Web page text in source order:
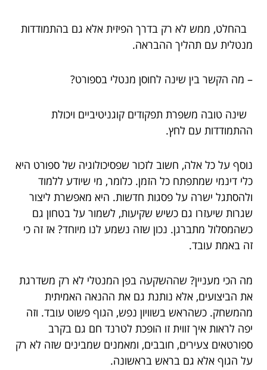
בהחלט, ממש לא רק בדרך הפיזית אלא גם בהתמודדות
מנטלית עם תהליך ההבראה.
– מה הקשר בין שינה לחוסן מנטלי בספורט?
שינה טובה משפרת תפקודים קוגניטיביים ויכולת
ההתמודדות עם לחץ.
נוסף על כל אלה, חשוב לזכור שפסיכולוגיה של ספורט היא
כלי דינמי שמתפתח כל הזמן. כלומר, מי שיודע ללמוד
ולהסתגל ישרה על פסגות חדשות. היא מאפשרת ליצור
שגרות שיעזרו גם כשיש שקיעות, לשמור על בטחון גם
כשהמסלול מתברגן. נכון שזה נשמע לנו מיוחד? אז זה כי
זה באמת עובד.
מה הכי מעניין? שההשקעה בפן המנטלי לא רק משדרגת
את הביצועים, אלא נותנת גם את ההנאה האמיתית
מהמשחק. כשהראש בשוויון נפש, הגוף פשוט עובד. וזה
יפה לראות איך זווית זו הופכת לטרנד חם גם בקרב
ספורטאים צעירים, חובבים, ומאמנים שמבינים שזה לא רק
על הגוף אלא גם בראש בראשונה.